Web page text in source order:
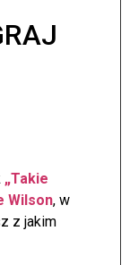
„Takie
Wilson, w
z jakim